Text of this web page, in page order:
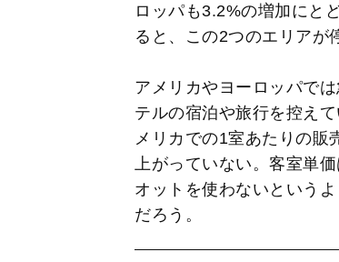
ロッパも3.2%の増加にと
ると、この2つのエリアが
アメリカやヨーロッパで
テルの宿泊や旅行を控え
メリカでの1室あたりの
上がっていない。客室単
オットを使わないという
だろう。